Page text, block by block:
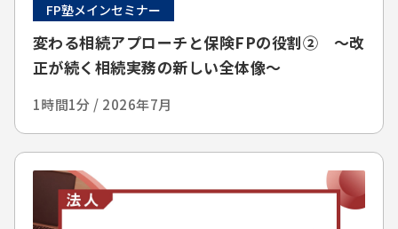
FP塾メインセミナー
変わる相続アプローチと保険FPの役割② ～改
正が続く相続実務の新しい全体像～
1時間1分 / 2026年7月